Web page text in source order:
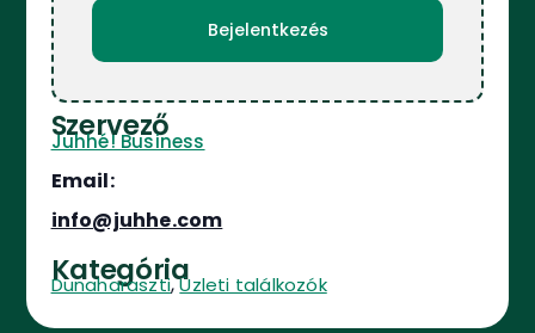
Bejelentkezés
Szervező
Juhhé! Business
Email:
info@juhhe.com
Kategória
Dunaharaszti,Üzleti találkozók